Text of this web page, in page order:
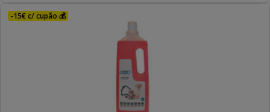
-15€ c/ cupão 💰